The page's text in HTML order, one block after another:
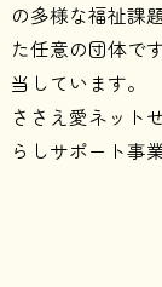
の多様な福祉課
た任意の団体で
当しています。
ささえ愛ネット
らしサポート事